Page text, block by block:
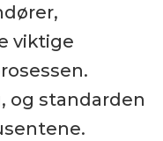
viktige
og standarden